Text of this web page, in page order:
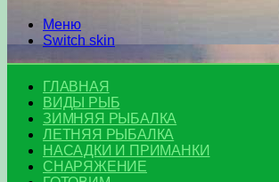
Меню
Switch skin
ГЛАВНАЯ
ВИДЫ РЫБ
ЗИМНЯЯ РЫБАЛКА
ЛЕТНЯЯ РЫБАЛКА
НАСАДКИ И ПРИМАНКИ
СНАРЯЖЕНИЕ